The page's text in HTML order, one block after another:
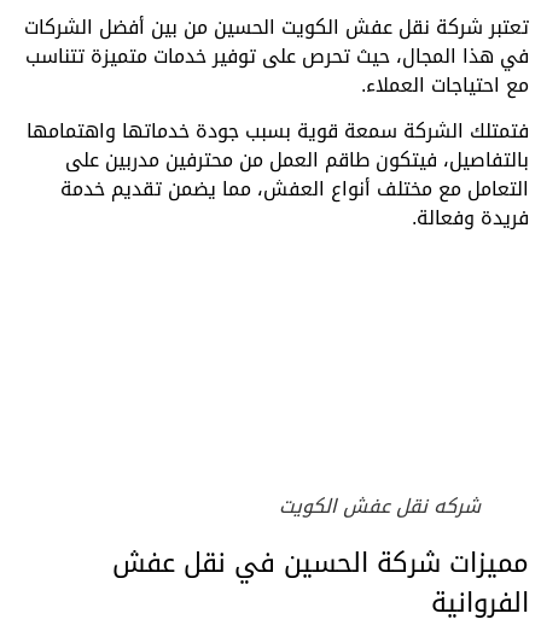
تعتبر شركة نقل عفش الكويت الحسين من بين أفضل الشركات
في هذا المجال، حيث تحرص على توفير خدمات متميزة تتناسب
مع احتياجات العملاء.
فتمتلك الشركة سمعة قوية بسبب جودة خدماتها واهتمامها
بالتفاصيل، فيتكون طاقم العمل من محترفين مدربين على
التعامل مع مختلف أنواع العفش، مما يضمن تقديم خدمة
فريدة وفعالة.
شركه نقل عفش الكويت
مميزات شركة الحسين في نقل عفش
الفروانية